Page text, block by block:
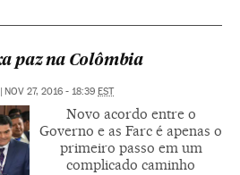
paz na Colômbia
NOV 27, 2016 - 18:39 EST
Novo acordo entre o
Governo e as Farc é apenas o
primeiro passo em um
complicado caminho